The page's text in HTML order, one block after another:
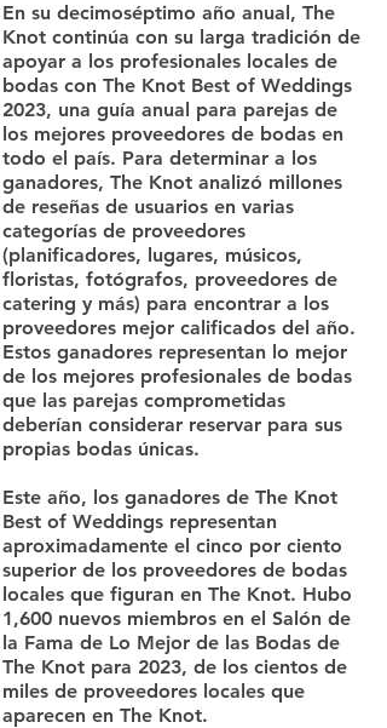
En su decimoséptimo año anual, The
Knot continúa con su larga tradición de
apoyar a los profesionales locales de
bodas con The Knot Best of Weddings
2023, una guía anual para parejas de
los mejores proveedores de bodas en
todo el país. Para determinar a los
ganadores, The Knot analizó millones
de reseñas de usuarios en varias
categorías de proveedores
(planificadores, lugares, músicos,
floristas, fotógrafos, proveedores de
catering y más) para encontrar a los
proveedores mejor calificados del año.
Estos ganadores representan lo mejor
de los mejores profesionales de bodas
que las parejas comprometidas
deberían considerar reservar para sus
propias bodas únicas.
Este año, los ganadores de The Knot
Best of Weddings representan
aproximadamente el cinco por ciento
superior de los proveedores de bodas
locales que figuran en The Knot. Hubo
1,600 nuevos miembros en el Salón de
la Fama de Lo Mejor de las Bodas de
The Knot para 2023, de los cientos de
miles de proveedores locales que
aparecen en The Knot.